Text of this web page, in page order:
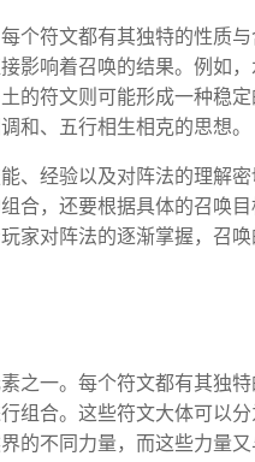
个符文都有其独特的性质
影响着召唤的结果。例如
的符文则可能形成一种稳
和、五行相生相克的思想。
、经验以及对阵法的理解
合，还要根据具体的召唤
家对阵法的逐渐掌握，召
之一。每个符文都有其独
组合。这些符文大体可以分
的不同力量，而这些力量